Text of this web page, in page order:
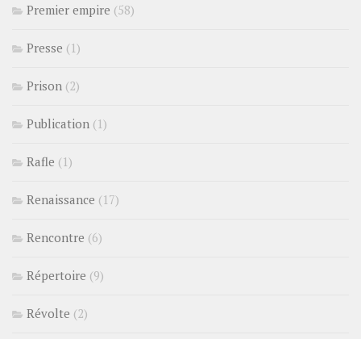
Premier empire (58)
Presse (1)
Prison (2)
Publication (1)
Rafle (1)
Renaissance (17)
Rencontre (6)
Répertoire (9)
Révolte (2)